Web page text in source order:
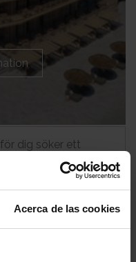
Acerca de las cookies
dig söker ett
service.